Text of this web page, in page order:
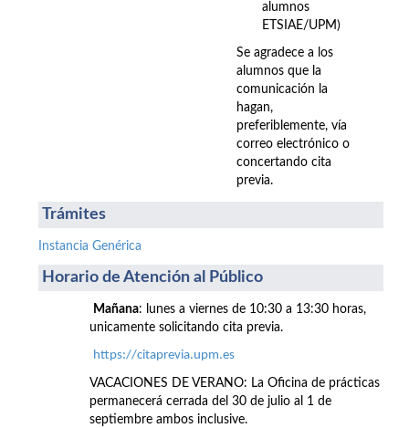
alumnos
ETSIAE/UPM)
Se agradece a los
alumnos que la
comunicación la
hagan,
preferiblemente, vía
correo electrónico o
concertando cita
previa.
Trámites
Instancia Genérica
Horario de Atención al Público
Mañana: lunes a viernes de 10:30 a 13:30 horas,
unicamente solicitando cita previa.
https://citaprevia.upm.es
VACACIONES DE VERANO: La Oficina de prácticas
permanecerá cerrada del 30 de julio al 1 de
septiembre ambos inclusive.